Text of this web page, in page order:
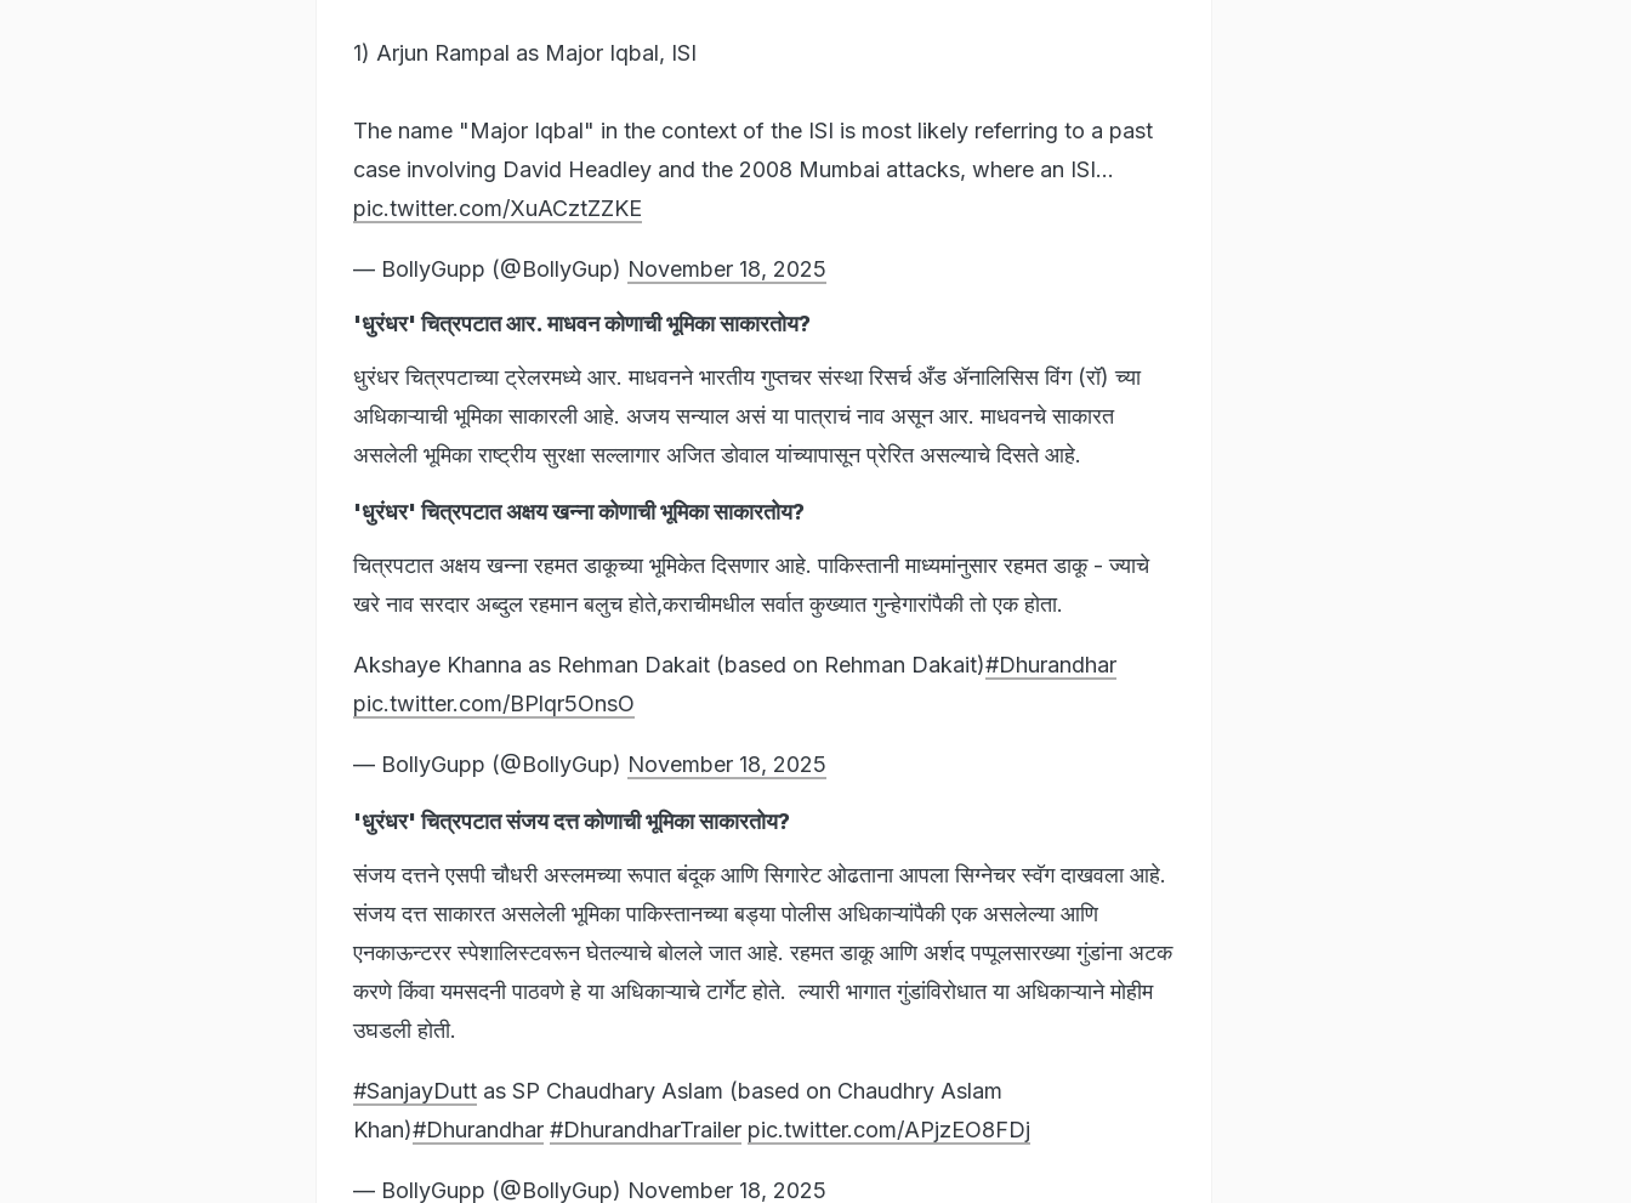
1) Arjun Rampal as Major Iqbal, ISI
The name "Major Iqbal" in the context of the ISI is most likely referring to a past
case involving David Headley and the 2008 Mumbai attacks, where an ISI…
pic.twitter.com/XuACztZZKE
— BollyGupp (@BollyGup) November 18, 2025
'धुरंधर' चित्रपटात आर. माधवन कोणाची भूमिका साकारतोय?
धुरंधर चित्रपटाच्या ट्रेलरमध्ये आर. माधवनने भारतीय गुप्तचर संस्था रिसर्च अँड ॲनालिसिस विंग (रॉ) च्या
अधिकाऱ्याची भूमिका साकारली आहे. अजय सन्याल असं या पात्राचं नाव असून आर. माधवनचे साकारत
असलेली भूमिका राष्ट्रीय सुरक्षा सल्लागार अजित डोवाल यांच्यापासून प्रेरित असल्याचे दिसते आहे.
'धुरंधर' चित्रपटात अक्षय खन्ना कोणाची भूमिका साकारतोय?
चित्रपटात अक्षय खन्ना रहमत डाकूच्या भूमिकेत दिसणार आहे. पाकिस्तानी माध्यमांनुसार रहमत डाकू - ज्याचे
खरे नाव सरदार अब्दुल रहमान बलुच होते,कराचीमधील सर्वात कुख्यात गुन्हेगारांपैकी तो एक होता.
Akshaye Khanna as Rehman Dakait (based on Rehman Dakait)#Dhurandhar
pic.twitter.com/BPlqr5OnsO
— BollyGupp (@BollyGup) November 18, 2025
'धुरंधर' चित्रपटात संजय दत्त कोणाची भूमिका साकारतोय?
संजय दत्तने एसपी चौधरी अस्लमच्या रूपात बंदूक आणि सिगारेट ओढताना आपला सिग्नेचर स्वॅग दाखवला आहे.
संजय दत्त साकारत असलेली भूमिका पाकिस्तानच्या बड्या पोलीस अधिकाऱ्यांपैकी एक असलेल्या आणि
एनकाऊन्टरर स्पेशालिस्टवरून घेतल्याचे बोलले जात आहे. रहमत डाकू आणि अर्शद पप्पूलसारख्या गुंडांना अटक
करणे किंवा यमसदनी पाठवणे हे या अधिकाऱ्याचे टार्गेट होते. ल्यारी भागात गुंडांविरोधात या अधिकाऱ्याने मोहीम
उघडली होती.
#SanjayDutt as SP Chaudhary Aslam (based on Chaudhry Aslam
Khan)#Dhurandhar #DhurandharTrailer pic.twitter.com/APjzEO8FDj
— BollyGupp (@BollyGup) November 18, 2025